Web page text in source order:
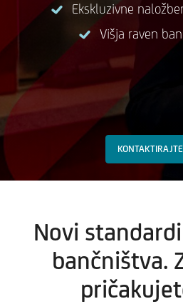
Ekskluzivne
Višja raven
Novi
bančništva.